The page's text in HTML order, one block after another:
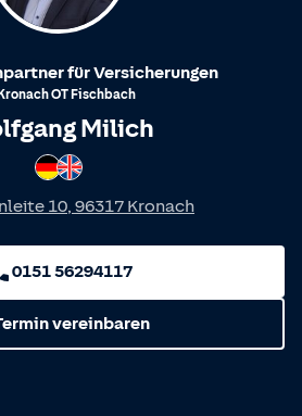
für Versicherungen
KronachOT Fischbach
Milich
Spricht
Deutsch
Englisch
10, 96317 Kronach
0151 56294117
vereinbaren